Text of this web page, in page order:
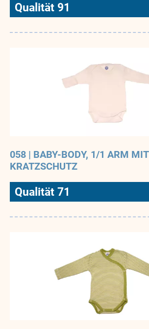
Qualität 91
058 | BABY-BODY, 1/1 ARM MIT
KRATZSCHUTZ
Qualität 71